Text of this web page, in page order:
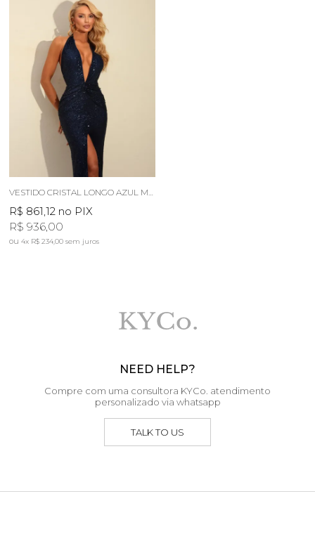
R$ 861,12 no PIX
R$ 936,00
4x R$ 234,00sem juros
NEED HELP?
Compre com uma consultora KYCo. atendimento
personalizado via whatsapp
TALK TO US